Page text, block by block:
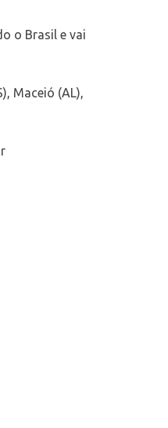
o Brasil e vai
Maceió (AL),